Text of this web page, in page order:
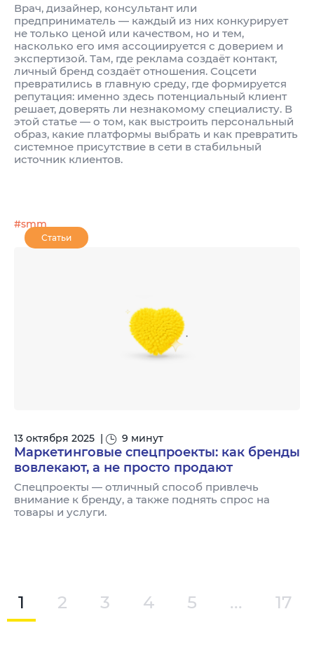
Врач, дизайнер, консультант или
предприниматель — каждый из них конкурирует
не только ценой или качеством, но и тем,
насколько его имя ассоциируется с доверием и
экспертизой. Там, где реклама создаёт контакт,
личный бренд создаёт отношения. Соцсети
превратились в главную среду, где формируется
репутация: именно здесь потенциальный клиент
решает, доверять ли незнакомому специалисту. В
этой статье — о том, как выстроить персональный
образ, какие платформы выбрать и как превратить
системное присутствие в сети в стабильный
источник клиентов.
#smm
Статьи
13 октября 2025 | 9 минут
Маркетинговые спецпроекты: как бренды
вовлекают, а не просто продают
Спецпроекты — отличный способ привлечь
внимание к бренду, а также поднять спрос на
товары и услуги.
1 2 3 4 5 ... 17